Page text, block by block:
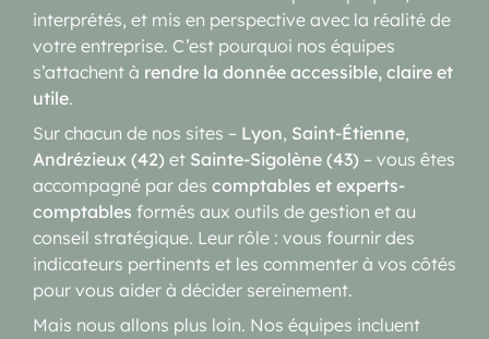
interprétés, et mis en perspective avec la réalité de
votre entreprise. C’est pourquoi nos équipes
s’attachent à rendre la donnée accessible, claire et
utile.
Sur chacun de nos sites – Lyon, Saint-Étienne,
Andrézieux (42) et Sainte-Sigolène (43) – vous êtes
accompagné par des comptables et experts-
comptables formés aux outils de gestion et au
conseil stratégique. Leur rôle : vous fournir des
indicateurs pertinents et les commenter à vos côtés
pour vous aider à décider sereinement.
Mais nous allons plus loin. Nos équipes incluent